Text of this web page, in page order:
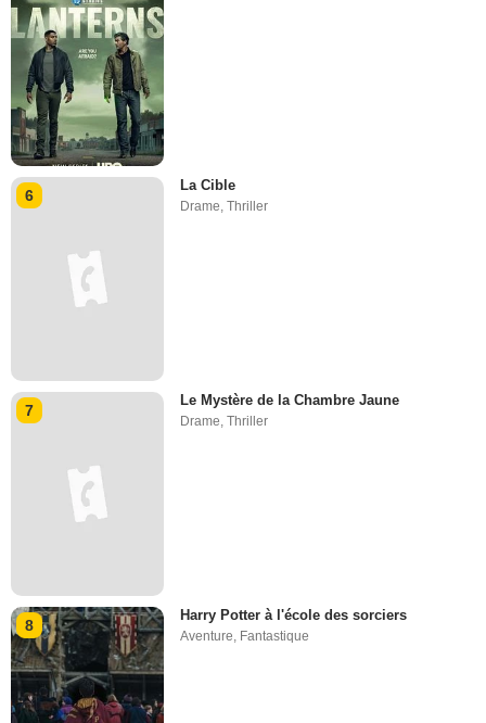
6
La Cible
Drame,Thriller
7
Le Mystère de la Chambre Jaune
Drame,Thriller
8
Harry Potter à l'école des sorciers
Aventure, Fantastique